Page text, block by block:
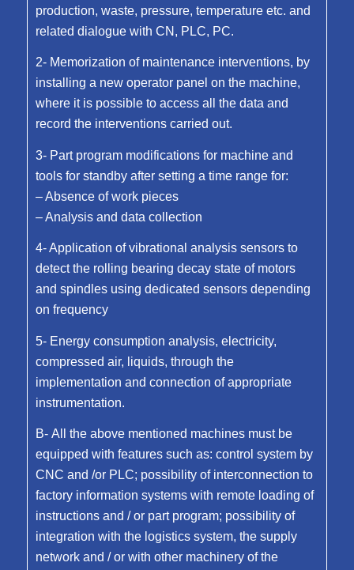
production, waste, pressure, temperature etc. and
related dialogue with CN, PLC, PC.
2- Memorization of maintenance interventions, by
installing a new operator panel on the machine,
where it is possible to access all the data and
record the interventions carried out.
3- Part program modifications for machine and
tools for standby after setting a time range for:
– Absence of work pieces
– Analysis and data collection
4- Application of vibrational analysis sensors to
detect the rolling bearing decay state of motors
and spindles using dedicated sensors depending
on frequency
5- Energy consumption analysis, electricity,
compressed air, liquids, through the
implementation and connection of appropriate
instrumentation.
В- All the above mentioned machines must be
equipped with features such as: control system by
CNC and /or PLC; possibility of interconnection to
factory information systems with remote loading of
instructions and / or part program; possibility of
integration with the logistics system, the supply
network and / or with other machinery of the